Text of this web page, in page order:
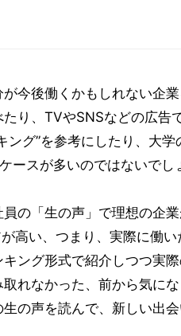
今後働くかもしれない企
り、TVやSNSなどの広告
ング”を参考にしたり、大
ースが多いのではないでし
の「生の声」で理想の企
高い、つまり、実際に働
ング形式で紹介しつつ実
れなかった、前から気に
の声を読んで、新しい出